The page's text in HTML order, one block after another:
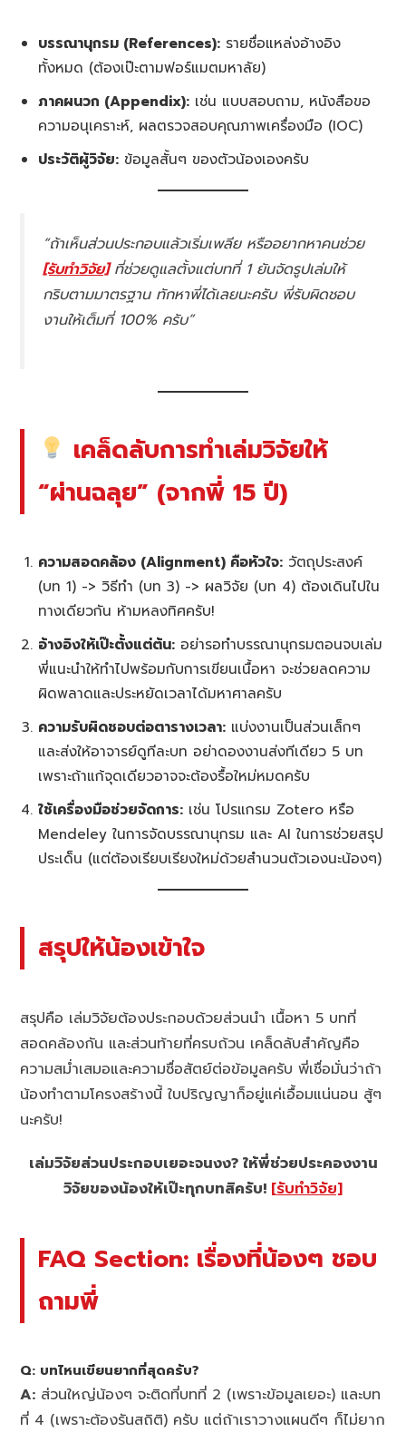
บรรณานุกรม (References): รายชื่อแหล่งอ้างอิง
ทั้งหมด (ต้องเป๊ะตามฟอร์แมตมหาลัย)
ภาคผนวก (Appendix): เช่น แบบสอบถาม, หนังสือขอ
ความอนุเคราะห์, ผลตรวจสอบคุณภาพเครื่องมือ (IOC)
ประวัติผู้วิจัย: ข้อมูลสั้นๆ ของตัวน้องเองครับ
“ถ้าเห็นส่วนประกอบแล้วเริ่มเพลีย หรืออยากหาคนช่วย
[รับทำวิจัย]ที่ช่วยดูแลตั้งแต่บทที่ 1 ยันจัดรูปเล่มให้
กริบตามมาตรฐาน ทักหาพี่ได้เลยนะครับ พี่รับผิดชอบ
งานให้เต็มที่ 100% ครับ”
เคล็ดลับการทำเล่มวิจัยให้
“ผ่านฉลุย” (จากพี่ 15 ปี)
ความสอดคล้อง (Alignment) คือหัวใจ: วัตถุประสงค์
(บท 1) -> วิธีทำ (บท 3) -> ผลวิจัย (บท 4) ต้องเดินไปใน
ทางเดียวกัน ห้ามหลงทิศครับ!
อ้างอิงให้เป๊ะตั้งแต่ต้น: อย่ารอทำบรรณานุกรมตอนจบเล่ม
พี่แนะนำให้ทำไปพร้อมกับการเขียนเนื้อหา จะช่วยลดความ
ผิดพลาดและประหยัดเวลาได้มหาศาลครับ
ความรับผิดชอบต่อตารางเวลา: แบ่งงานเป็นส่วนเล็กๆ
และส่งให้อาจารย์ดูทีละบท อย่าดองงานส่งทีเดียว 5 บท
เพราะถ้าแก้จุดเดียวอาจจะต้องรื้อใหม่หมดครับ
ใช้เครื่องมือช่วยจัดการ: เช่น โปรแกรม Zotero หรือ
Mendeley ในการจัดบรรณานุกรม และ AI ในการช่วยสรุป
ประเด็น (แต่ต้องเรียบเรียงใหม่ด้วยสำนวนตัวเองนะน้องๆ)
สรุปให้น้องเข้าใจ
สรุปคือ เล่มวิจัยต้องประกอบด้วยส่วนนำ เนื้อหา 5 บทที่
สอดคล้องกัน และส่วนท้ายที่ครบถ้วน เคล็ดลับสำคัญคือ
ความสม่ำเสมอและความซื่อสัตย์ต่อข้อมูลครับ พี่เชื่อมั่นว่าถ้า
น้องทำตามโครงสร้างนี้ ใบปริญญาก็อยู่แค่เอื้อมแน่นอน สู้ๆ
นะครับ!
เล่มวิจัยส่วนประกอบเยอะจนงง? ให้พี่ช่วยประคองงาน
วิจัยของน้องให้เป๊ะทุกบทสิครับ! [รับทำวิจัย]
FAQ Section: เรื่องที่น้องๆ ชอบ
ถามพี่
Q: บทไหนเขียนยากที่สุดครับ?
A: ส่วนใหญ่น้องๆ จะติดที่บทที่ 2 (เพราะข้อมูลเยอะ) และบท
ที่ 4 (เพราะต้องรันสถิติ) ครับ แต่ถ้าเราวางแผนดีๆ ก็ไม่ยาก